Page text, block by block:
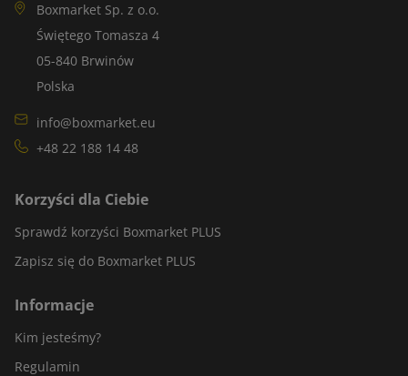
Boxmarket Sp. z o.o.
Świętego Tomasza 4
05-840 Brwinów
Polska
info@boxmarket.eu
+48 22 188 14 48
Korzyści dla Ciebie
Sprawdź korzyści Boxmarket PLUS
Zapisz się do Boxmarket PLUS
Informacje
Kim jesteśmy?
Regulamin